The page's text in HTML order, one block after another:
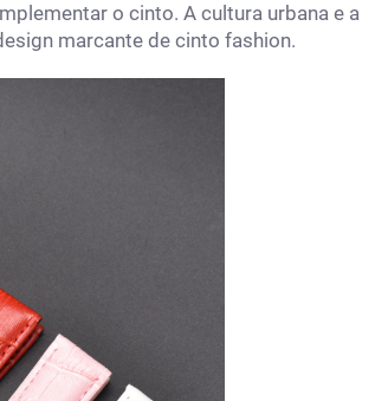
o cinto. A cultura urbana e a
marcante de cinto fashion.